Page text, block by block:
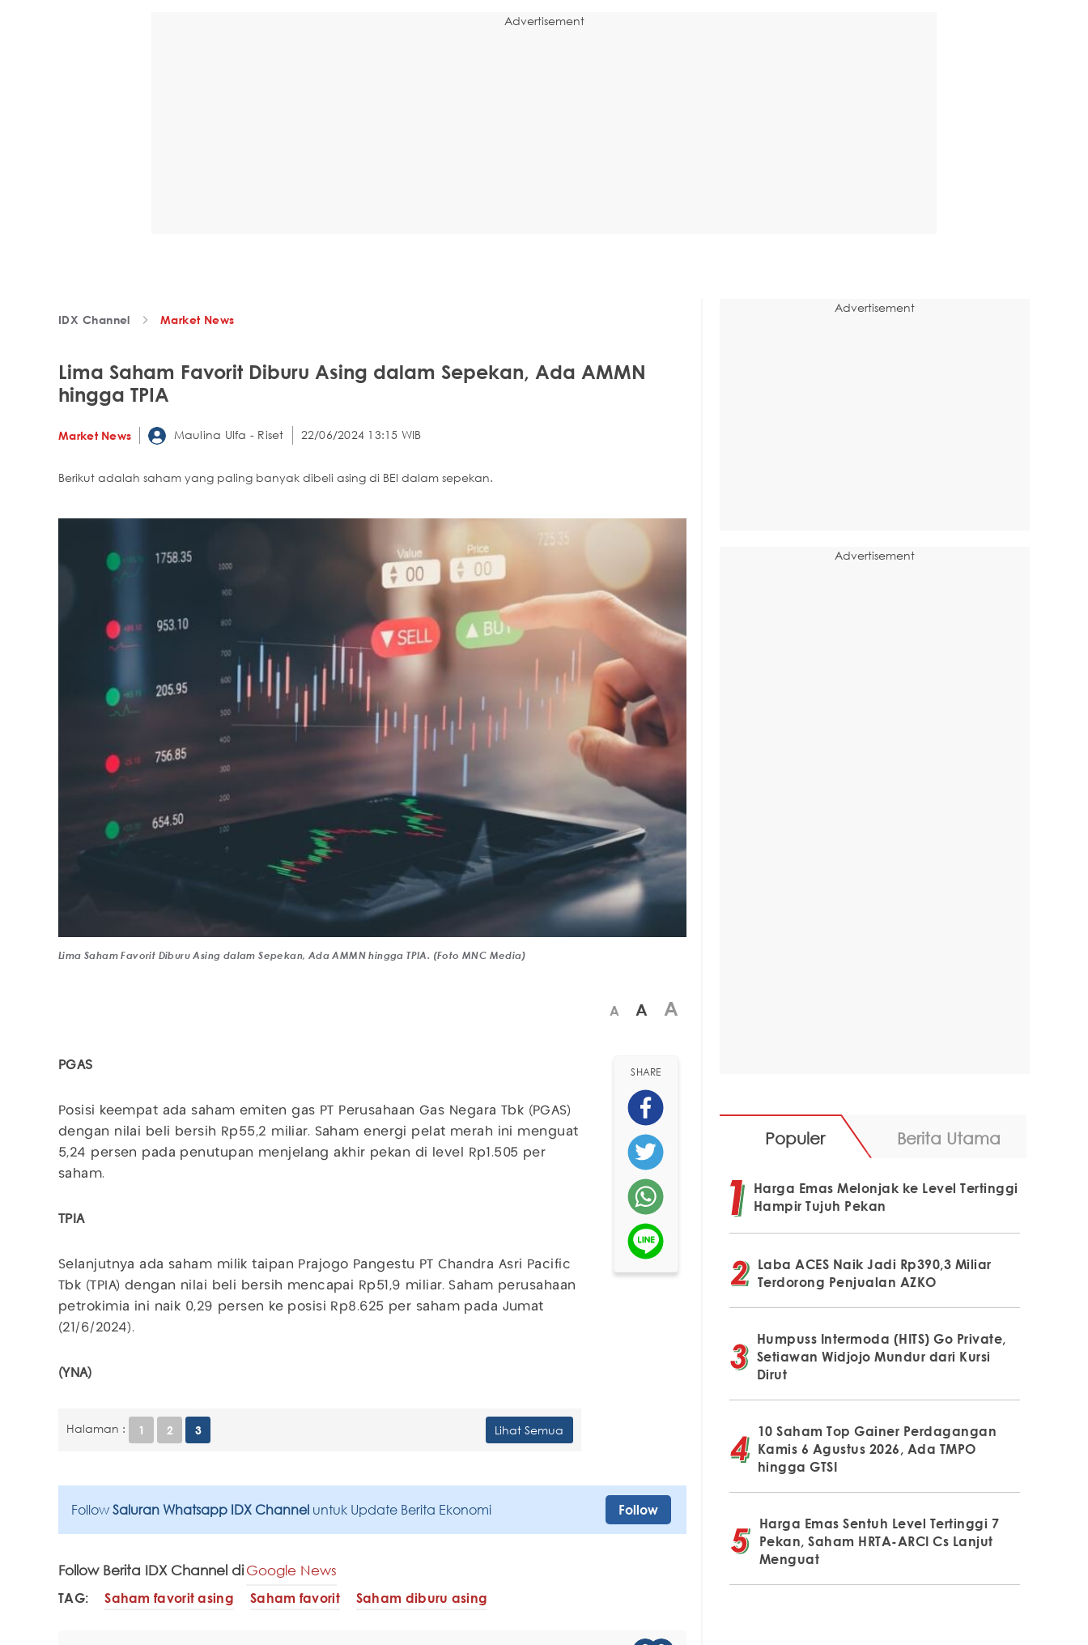
Advertisement
IDX Channel Market News
Lima Saham Favorit Diburu Asing dalam Sepekan, Ada AMMN
hingga TPIA
Market News Maulina Ulfa - Riset 22/06/2024 13:15 WIB
Berikut adalah saham yang paling banyak dibeli asing di BEI dalam sepekan.
Lima Saham Favorit Diburu Asing dalam Sepekan, Ada AMMN hingga TPIA. (Foto MNC Media)
A A A
PGAS
Posisi keempat ada saham emiten gas PT Perusahaan Gas Negara Tbk (PGAS)
dengan nilai beli bersih Rp55,2 miliar. Saham energi pelat merah ini menguat
5,24 persen pada penutupan menjelang akhir pekan di level Rp1.505 per
saham.
TPIA
Selanjutnya ada saham milik taipan Prajogo Pangestu PT Chandra Asri Pacific
Tbk (TPIA) dengan nilai beli bersih mencapai Rp51,9 miliar. Saham perusahaan
petrokimia ini naik 0,29 persen ke posisi Rp8.625 per saham pada Jumat
(21/6/2024).
(YNA)
Halaman : 1 2 3 Lihat Semua
SHARE
Follow Saluran Whatsapp IDX Channel untuk Update Berita Ekonomi Follow
Follow Berita IDX Channel diGoogle News
TAG: Saham favorit asing Saham favorit Saham diburu asing
Advertisement
Advertisement
Populer Berita Utama
Harga Emas Melonjak ke Level Tertinggi
Hampir Tujuh Pekan
Laba ACES Naik Jadi Rp390,3 Miliar
Terdorong Penjualan AZKO
Humpuss Intermoda (HITS) Go Private,
Setiawan Widjojo Mundur dari Kursi
Dirut
10 Saham Top Gainer Perdagangan
Kamis 6 Agustus 2026, Ada TMPO
hingga GTSI
Harga Emas Sentuh Level Tertinggi 7
Pekan, Saham HRTA-ARCI Cs Lanjut
Menguat